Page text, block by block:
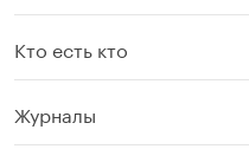
Кто есть кто
Журналы